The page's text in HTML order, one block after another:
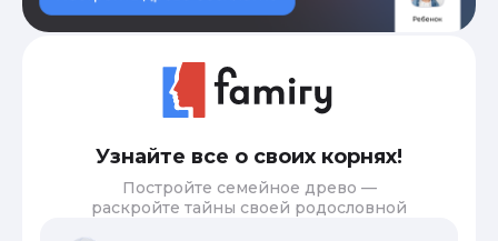
Узнайте все о своих корнях!
Постройте семейное древо —
раскройте тайны своей родословной